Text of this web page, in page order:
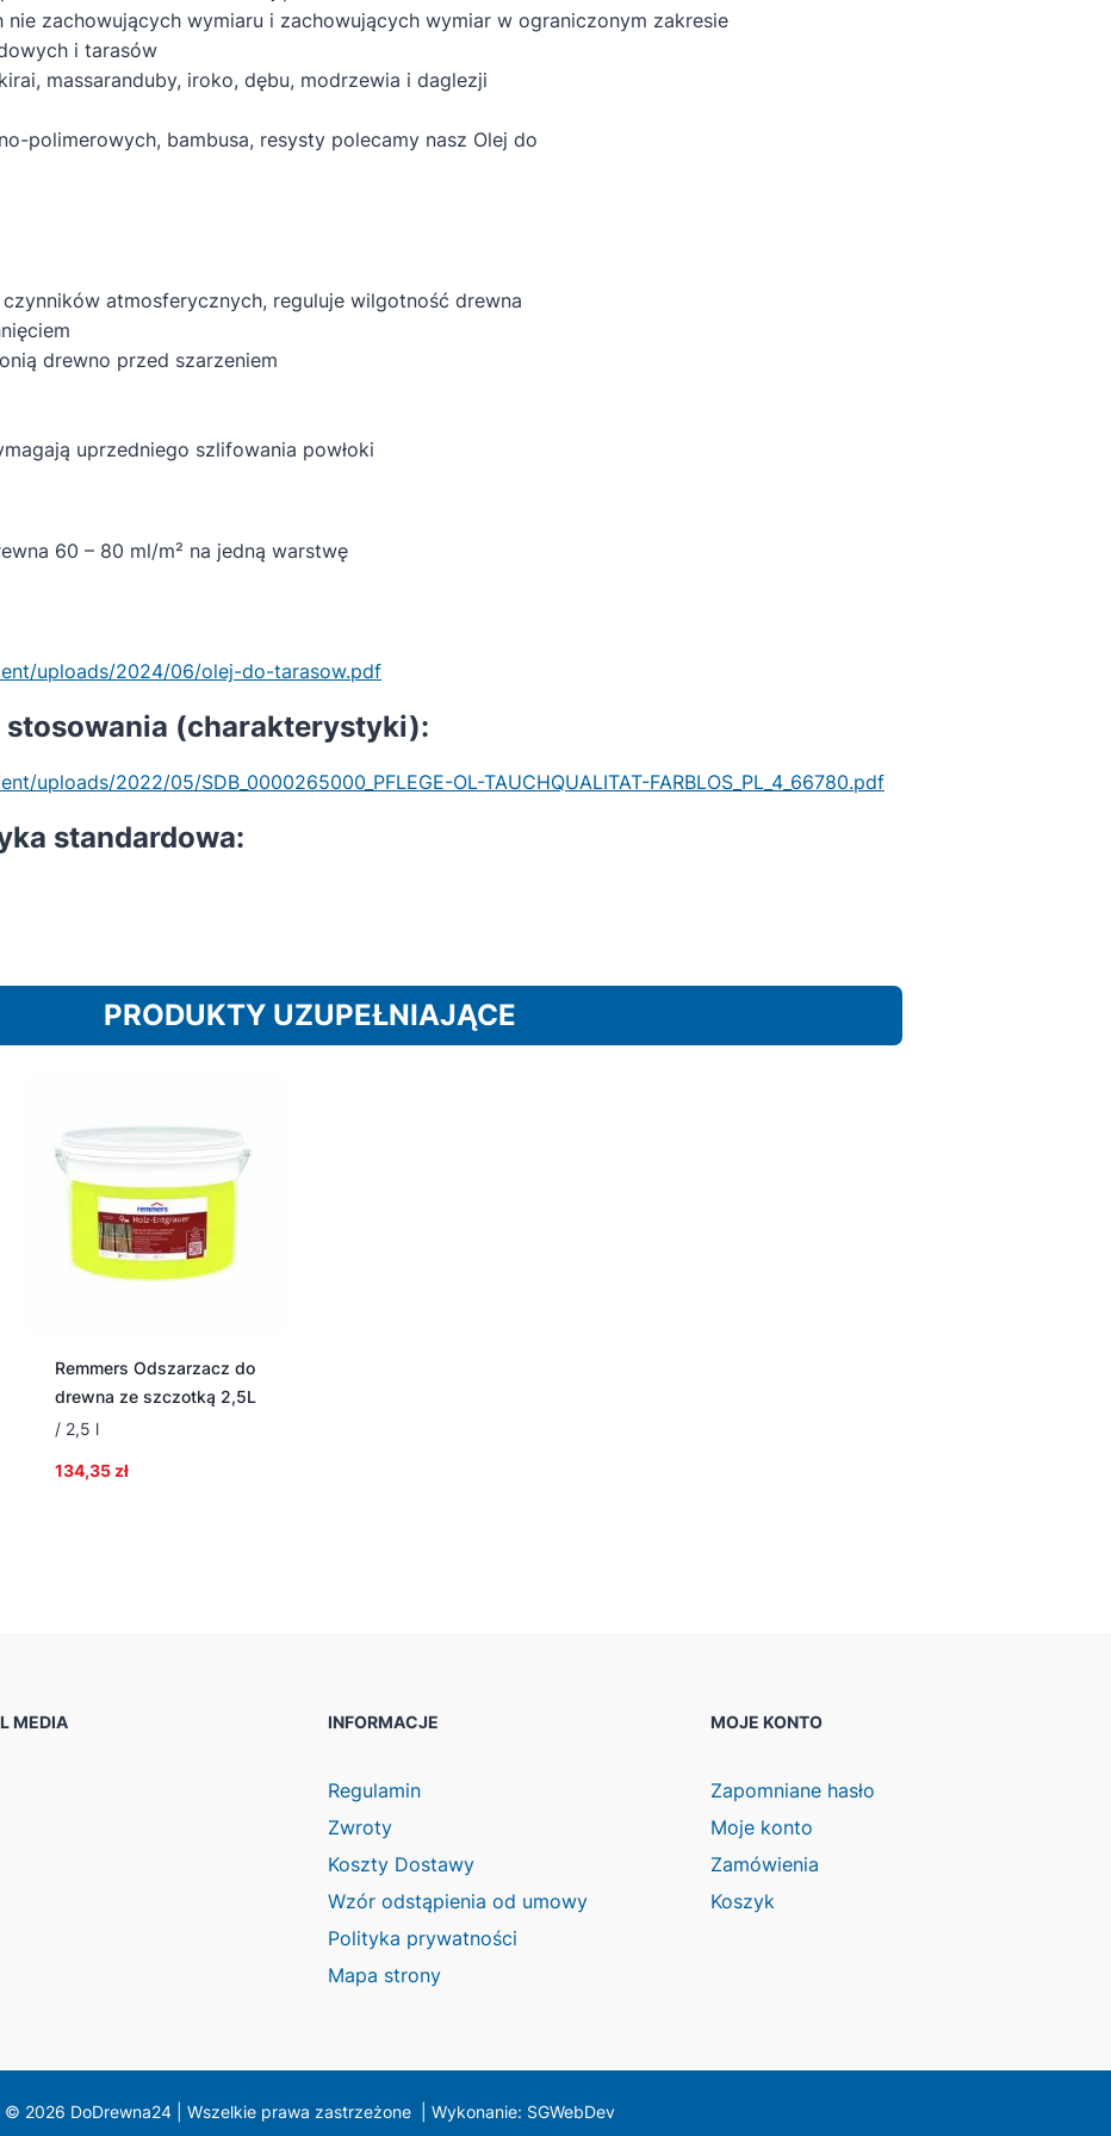
nie zachowujących wymiaru i zachowujących wymiar w ograniczonym zakresie
i tarasów
massaranduby, iroko, dębu, modrzewia i daglezji
polimerowych, bambusa, resysty polecamy nasz Olej do
czynników atmosferycznych, reguluje wilgotność drewna
drewno przed szarzeniem
uprzedniego szlifowania powłoki
60 – 80 ml/m² na jedną warstwę
uploads/2024/06/olej-do-tarasow.pdf
(charakterystyki):
uploads/2022/05/SDB_0000265000_PFLEGE-OL-TAUCHQUALITAT-FARBLOS_PL_4_66780.pdf
standardowa:
PRODUKTY UZUPEŁNIAJĄCE
Remmers Odszarzacz do
drewna ze szczotką 2,5L
/ 2,5 l
134,35zł
MEDIA INFORMACJE
Regulamin
Zwroty
Koszty Dostawy
Wzór odstąpienia od umowy
Polityka prywatności
Mapa strony
MOJE KONTO
Zapomniane hasło
Moje konto
Zamówienia
Koszyk
© 2026 DoDrewna24 | Wszelkie prawa zastrzeżone | Wykonanie: SGWebDev